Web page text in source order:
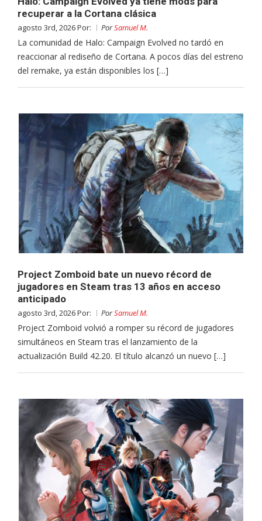
recuperar a la Cortana clásica
agosto 3rd, 2026 Por: PorSamuel M.
La comunidad de Halo: Campaign Evolved no tardó en
reaccionar al rediseño de Cortana. A pocos días del estreno
del remake, ya están disponibles los […]
Project Zomboid bate un nuevo récord de
jugadores en Steam tras 13 años en acceso
anticipado
agosto 3rd, 2026 Por: PorSamuel M.
Project Zomboid volvió a romper su récord de jugadores
simultáneos en Steam tras el lanzamiento de la
actualización Build 42.20. El título alcanzó un nuevo […]